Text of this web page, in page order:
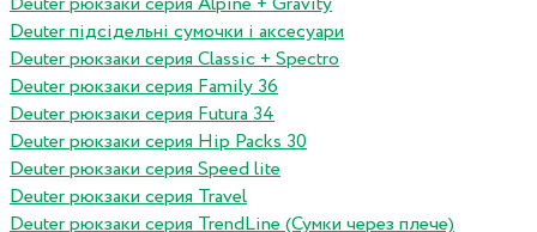
Deuter підсідельні сумочки і аксесуари
Deuter рюкзаки серия Classic + Spectro
Deuter рюкзаки серия Family 36
Deuter рюкзаки серия Futura 34
Deuter рюкзаки серия Hip Packs 30
Deuter рюкзаки серия Speed lite
Deuter рюкзаки серия Travel
Deuter рюкзаки серия TrendLine (Сумки через плече)